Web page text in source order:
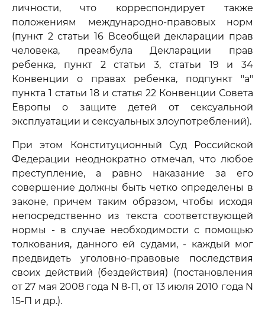
личности, что корреспондирует также
положениям международно-правовых норм
(пункт 2 статьи 16 Всеобщей декларации прав
человека, преамбула Декларации прав
ребенка, пункт 2 статьи 3, статьи 19 и 34
Конвенции о правах ребенка, подпункт "а"
пункта 1 статьи 18 и статья 22 Конвенции Совета
Европы о защите детей от сексуальной
эксплуатации и сексуальных злоупотреблений).
При этом Конституционный Суд Российской
Федерации неоднократно отмечал, что любое
преступление, а равно наказание за его
совершение должны быть четко определены в
законе, причем таким образом, чтобы исходя
непосредственно из текста соответствующей
нормы - в случае необходимости с помощью
толкования, данного ей судами, - каждый мог
предвидеть уголовно-правовые последствия
своих действий (бездействия) (постановления
от 27 мая 2008 года N 8-П, от 13 июля 2010 года N
15-П и др.).